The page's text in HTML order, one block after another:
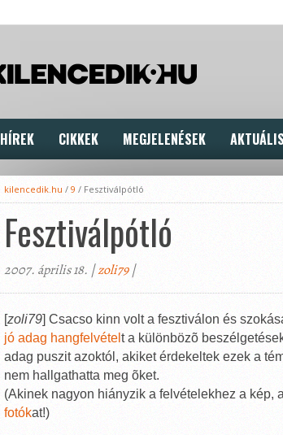
HÍREK CIKKEK MEGJELENÉSEK
kilencedik.hu / 9 / Fesztiválpótló
Fesztiválpótló
2007. április 18. |zoli79|
[zoli79] Csacso kinn volt a fesztiválon és
jó adag hangfelvétel t a különbözõ
adag puszit azoktól, akiket érdekeltek ezek a
nem hallgathatta meg õket.
(Akinek nagyon hiányzik a felvételekhez a kép,
fotókat!)